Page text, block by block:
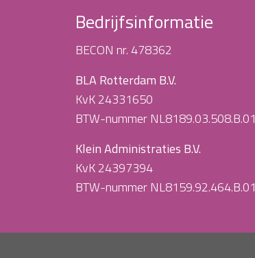
Bedrijfsinformatie
BECON nr. 478362
BLA Rotterdam B.V.
KvK 24331650
BTW-nummer NL8189.03.508.B.01
Klein Administraties B.V.
KvK 24397394
BTW-nummer NL8159.92.464.B.01